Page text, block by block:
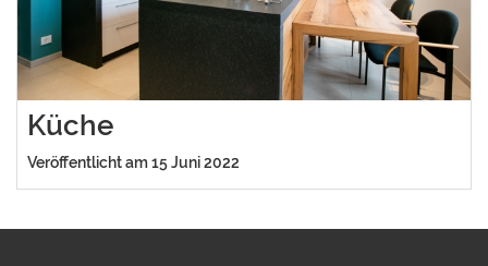
Küche
Veröffentlicht am 15 Juni 2022